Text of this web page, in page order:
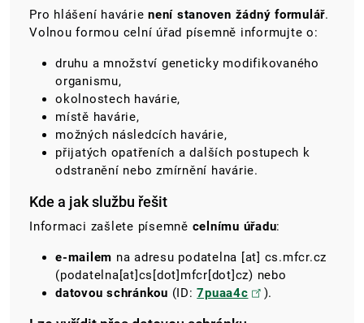
Pro hlášení havárie není stanoven žádný formulář.
Volnou formou celní úřad písemně informujte o:
druhu a množství geneticky modifikovaného
organismu,
okolnostech havárie,
místě havárie,
možných následcích havárie,
přijatých opatřeních a dalších postupech k
odstranění nebo zmírnění havárie.
Kde a jak službu řešit
Informaci zašlete písemně celnímu úřadu:
e-mailem na adresu podatelna [at] cs.mfcr.cz
(podatelna[at]cs[dot]mfcr[dot]cz) nebo
datovou schránkou (ID:7puaa4c ).